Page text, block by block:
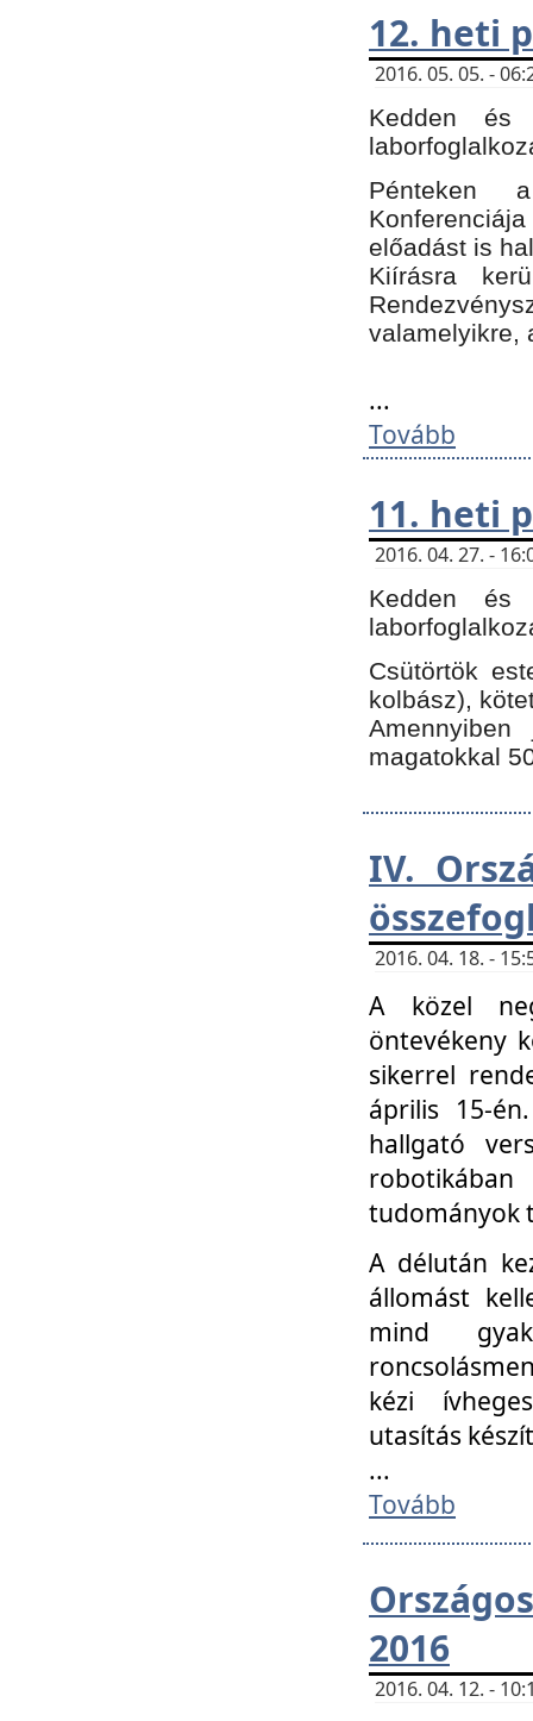
12. heti
2016. 05. 05. -
Kedden és
Pénteken
előadást is
Kiírásra
valamelyikre,
...
Tovább
11. heti
2016. 04. 27. -
Kedden és
Csütörtök
kolbász),
Amennyiben
magatokkal
IV.
2016. 04. 18. -
A közel
öntevékeny
sikerrel
április 15-
hallgató
tudományok
A délután
állomást
mind
kézi
utasítás
...
Tovább
2016
2016. 04. 12. -